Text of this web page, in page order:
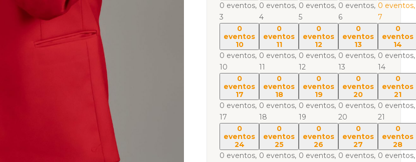
0 eventos,
3
0 eventos,
4
0 eventos,
5
0 eventos,
6
0 eventos,
7
0
eventos
10
0 eventos,
10
0
eventos
11
0 eventos,
11
0
eventos
12
0 eventos,
12
0
eventos
13
0 eventos,
13
0
eventos
14
0 eventos,
14
0
eventos
17
0 eventos,
17
0
eventos
18
0 eventos,
18
0
eventos
19
0 eventos,
19
0
eventos
20
0 eventos,
20
0
eventos
21
0 eventos,
21
0
eventos
24
0 eventos,
0
eventos
25
0 eventos,
0
eventos
26
0 eventos,
0
eventos
27
0 eventos,
0
eventos
28
0 eventos,